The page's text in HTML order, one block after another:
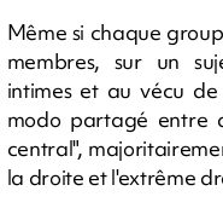
Même si chaque
membres, sur un
intimes et au vécu de
modo partagé entre
central",
la droite et l'extrême